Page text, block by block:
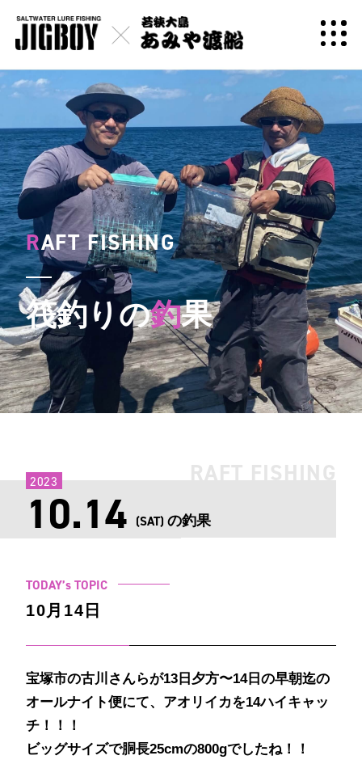
RAFT FISHING
筏釣りの釣果
RAFT FISHING
10.14 (SAT) の釣果
2023
TODAY’s TOPIC
10月14日
宝塚市の古川さんらが13日夕方〜14日の早朝迄の
オールナイト便にて、アオリイカを14ハイキャッ
チ！！！
ビッグサイズで胴長25cmの800gでしたね！！